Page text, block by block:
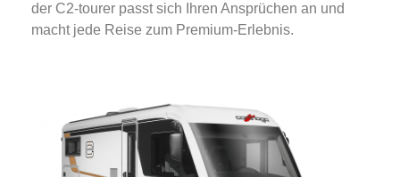
der C2-tourer passt sich Ihren Ansprüchen an und
macht jede Reise zum Premium-Erlebnis.